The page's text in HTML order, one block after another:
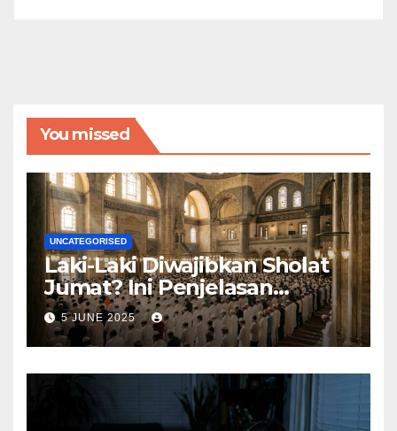
You missed
UNCATEGORISED
Laki-Laki Diwajibkan Sholat
Jumat? Ini Penjelasan
Lengkapnya
5 JUNE 2025